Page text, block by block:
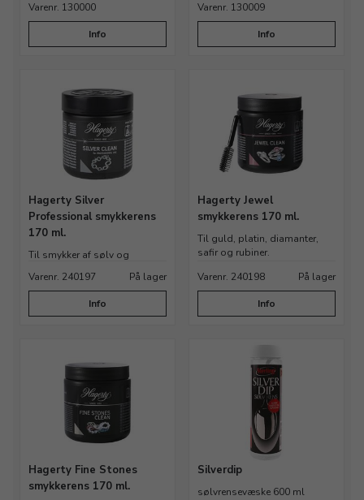
Varenr. 130000
Info
Varenr. 130009
Info
Hagerty Silver
Professional smykkerens
170 ml.
Til smykker af sølv og
Varenr. 240197 På lager
Info
Hagerty Jewel
smykkerens 170 ml.
Til guld, platin, diamanter,
safir og rubiner.
Varenr. 240198
På lager
Info
Hagerty Fine Stones
smykkerens 170 ml.
Silverdip
sølvrensevæske 600 ml